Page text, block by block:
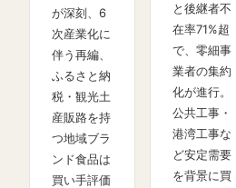
が深刻、6
次産業化に
伴う再編、
ふるさと納
税・観光土
産販路を持
つ地域ブラ
ンド食品は
買い手評価
と後継者不
在率71%超
で、零細事
業者の集約
化が進行。
公共工事・
港湾工事な
ど安定需要
を背景に買